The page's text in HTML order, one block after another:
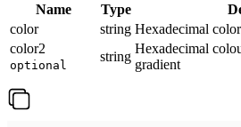
Name Type
color
string Hexadecimal
color2
optional
string
Hexadecimal
gradient